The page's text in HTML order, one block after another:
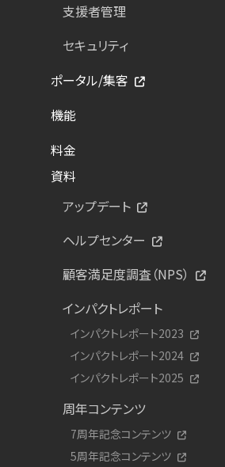
支援者管理
セキュリティ
ポータル/集客
機能
料金
資料
アップデート
ヘルプセンター
顧客満足度調査（NPS）
インパクトレポート
インパクトレポート2023
インパクトレポート2024
インパクトレポート2025
周年コンテンツ
7周年記念コンテンツ
5周年記念コンテンツ